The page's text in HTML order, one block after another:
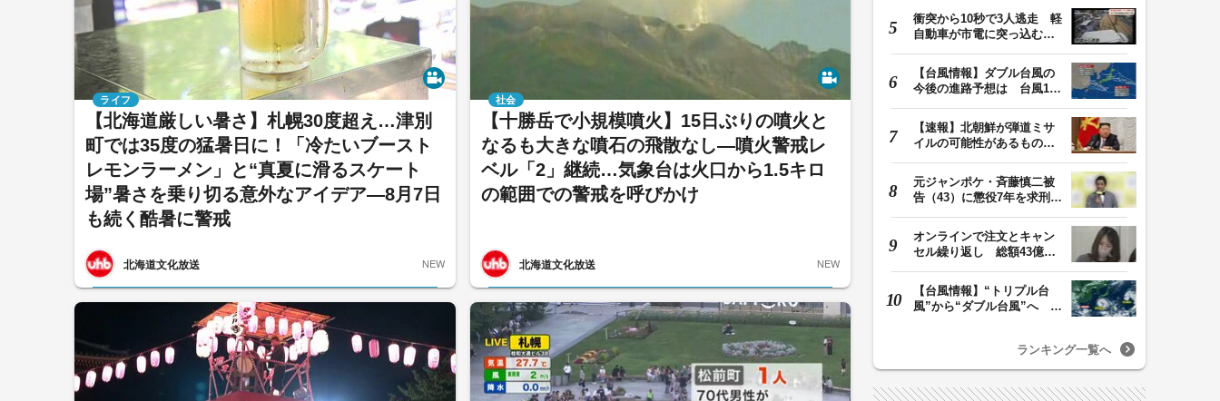
【北海道厳しい暑さ】札幌30度超え…津別
町では35度の猛暑日に！「冷たいブースト
レモンラーメン」と“真夏に滑るスケート
場”暑さを乗り切る意外なアイデア―8月7日
も続く酷暑に警戒
北海道文化放送
ライフ
NEW
【十勝岳で小規模噴火】15日ぶりの噴火と
なるも大きな噴石の飛散なし―噴火警戒レ
ベル「2」継続…気象台は火口から1.5キロ
の範囲での警戒を呼びかけ
北海道文化放送
社会
NEW
衝突から10秒で3人逃走 軽
自動車が市電に突っ込む一
【台風情報】ダブル台風の
今後の進路予想は 台風13
【速報】北朝鮮が弾道ミサ
イルの可能性があるものを
元ジャンポケ・斉藤慎二被
告（43）に懲役7年を求刑
オンラインで注文とキャン
セル繰り返し 総額43億円
【台風情報】“トリプル台
風”から“ダブル台風”へ 13
ランキング一覧へ